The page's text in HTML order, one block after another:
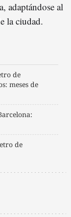
adaptándose al
la ciudad.
de
meses de
de